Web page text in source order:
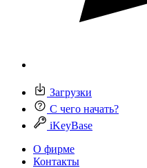
Загрузки
С чего начать?
iKeyBase
О фирме
Контакты